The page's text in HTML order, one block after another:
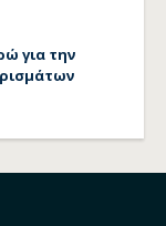
για την